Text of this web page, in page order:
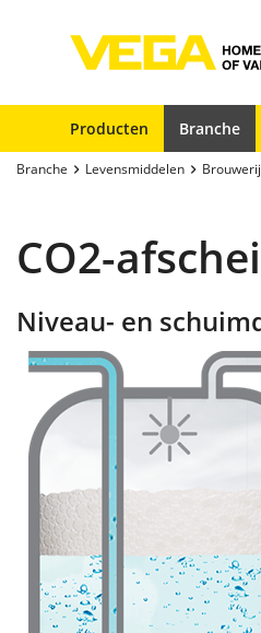
Producten Branche
Branche Levensmiddelen Brouwerij
CO2-
Niveau- en